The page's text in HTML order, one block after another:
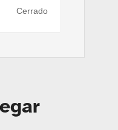
Cerrado